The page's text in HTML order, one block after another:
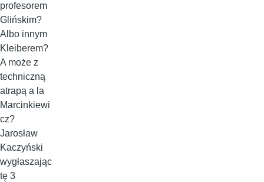
profesorem
Glińskim?
Albo innym
Kleiberem?
A może z
techniczną
atrapą a la
Marcinkiewi
cz?
Jarosław
Kaczyński
wygłaszając
tę 3